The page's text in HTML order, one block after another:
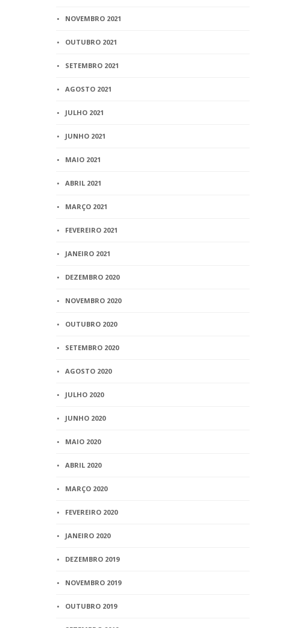
NOVEMBRO 2021
OUTUBRO 2021
SETEMBRO 2021
AGOSTO 2021
JULHO 2021
JUNHO 2021
MAIO 2021
ABRIL 2021
MARÇO 2021
FEVEREIRO 2021
JANEIRO 2021
DEZEMBRO 2020
NOVEMBRO 2020
OUTUBRO 2020
SETEMBRO 2020
AGOSTO 2020
JULHO 2020
JUNHO 2020
MAIO 2020
ABRIL 2020
MARÇO 2020
FEVEREIRO 2020
JANEIRO 2020
DEZEMBRO 2019
NOVEMBRO 2019
OUTUBRO 2019